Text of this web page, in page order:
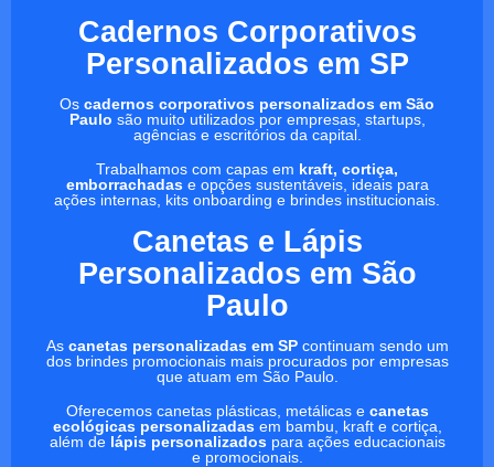
Cadernos Corporativos
Personalizados em SP
Os cadernos corporativos personalizados em São
Paulo são muito utilizados por empresas, startups,
agências e escritórios da capital.
Trabalhamos com capas em kraft, cortiça,
emborrachadase opções sustentáveis, ideais para
ações internas, kits onboarding e brindes institucionais.
Canetas e Lápis
Personalizados em São
Paulo
As canetas personalizadas em SPcontinuam sendo um
dos brindes promocionais mais procurados por empresas
que atuam em São Paulo.
Oferecemos canetas plásticas, metálicas e canetas
ecológicas personalizadasem bambu, kraft e cortiça,
além de lápis personalizadospara ações educacionais
e promocionais.